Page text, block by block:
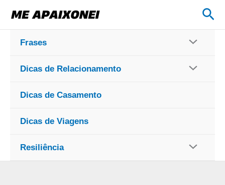
para
conteúdo
Frases
Dicas de Relacionamento
Dicas de Casamento
Dicas de Viagens
Resiliência